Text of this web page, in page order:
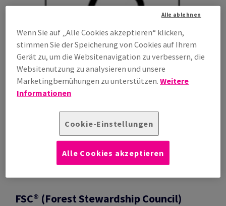
FSC® (Forest Stewardship Council)
Wenn Sie auf „Alle Cookies akzeptieren“ klicken,
stimmen Sie der Speicherung von Cookies auf Ihrem
Gerät zu, um die Websitenavigation zu verbessern, die
Websitenutzung zu analysieren und unsere
Marketingbemühungen zu unterstützen.Weitere
Informationen
Cookie-Einstellungen
Alle ablehnen
Alle Cookies akzeptieren